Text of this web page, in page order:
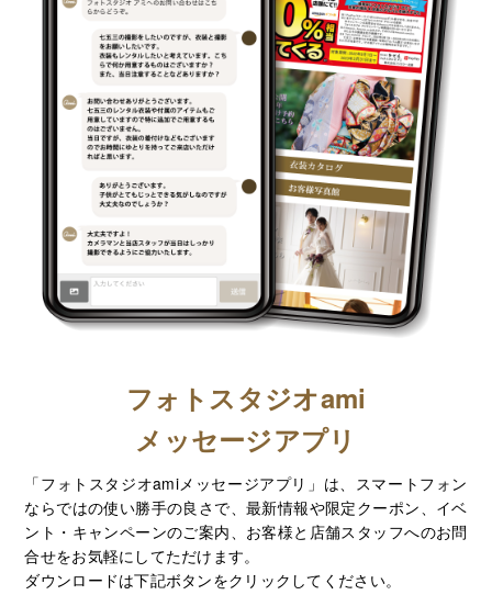
フォトスタジオami
メッセージアプリ
「フォトスタジオamiメッセージアプリ」は、スマートフォン
ならではの使い勝手の良さで、最新情報や限定クーポン、イベ
ント・キャンペーンのご案内、お客様と店舗スタッフへのお問
合せをお気軽にしてただけます。
ダウンロードは下記ボタンをクリックしてください。